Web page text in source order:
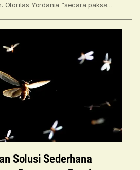
Otoritas Yordania “secara paksa
Solusi Sederhana